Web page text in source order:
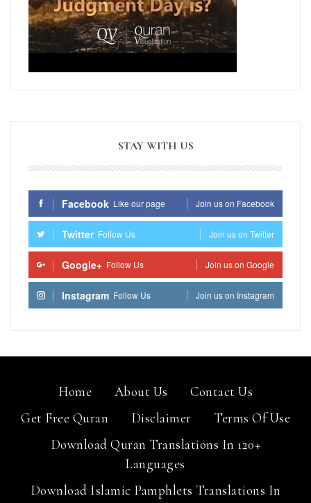
STAY WITH US
Facebook Like our page Join us on Facebook
Twitter Follow Us Join us on Twitter
Google+ Follow Us Join us on Google
Instagram Follow Us Join us on Instagram
Home About Us
Contact Us
Get Free Quran
Disclaimer
Terms Of Use
Download Quran Translations In 120+
Languages
Download Islamic Pamphlets Translations In